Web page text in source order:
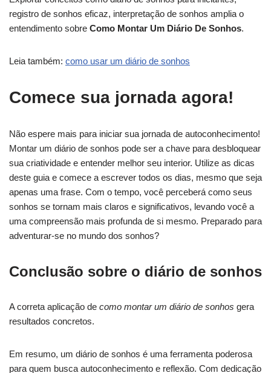
registro de sonhos eficaz, interpretação de sonhos amplia o
entendimento sobre Como Montar Um Diário De Sonhos.
Leia também: como usar um diário de sonhos
Comece sua jornada agora!
Não espere mais para iniciar sua jornada de autoconhecimento!
Montar um diário de sonhos pode ser a chave para desbloquear
sua criatividade e entender melhor seu interior. Utilize as dicas
deste guia e comece a escrever todos os dias, mesmo que seja
apenas uma frase. Com o tempo, você perceberá como seus
sonhos se tornam mais claros e significativos, levando você a
uma compreensão mais profunda de si mesmo. Preparado para
adventurar-se no mundo dos sonhos?
Conclusão sobre o diário de sonhos
A correta aplicação de como montar um diário de sonhos gera
resultados concretos.
Em resumo, um diário de sonhos é uma ferramenta poderosa
para quem busca autoconhecimento e reflexão. Com dedicação